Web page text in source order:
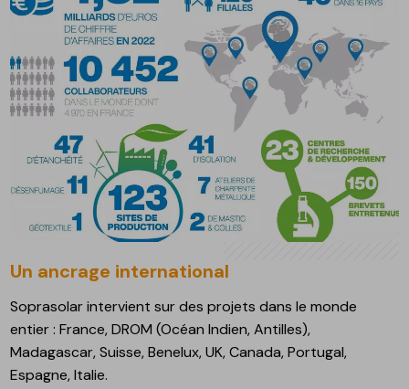
Un ancrage international
Soprasolar intervient sur des projets dans le monde
entier : France, DROM (Océan Indien, Antilles),
Madagascar, Suisse, Benelux, UK, Canada, Portugal,
Espagne, Italie.